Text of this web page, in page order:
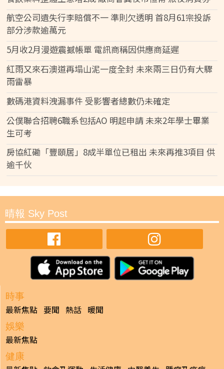
航空公司遺失行李賠償不一 準則欠透明 首8月61宗投訴
部分涉款逾萬元
5月收2月漫遊震撼帳單 電訊商稱因供應商延遲
紅雨又來石澳道再塌山泥一度全封 未來兩三日仍有大驟
雨雷暴
數碼港資料洩漏事件 受影響者總數仍未確定
公僕聯合招聘6職系包括AO 明起申請 未來2年學士畢業
生可考
房協紅磡「豐頤居」8成半單位已租出 未來再推3項目 供
逾千伙
晴報 Sky Post
時事
最新焦點 要聞 熱話 暖聞
娛樂
最新焦點
健康